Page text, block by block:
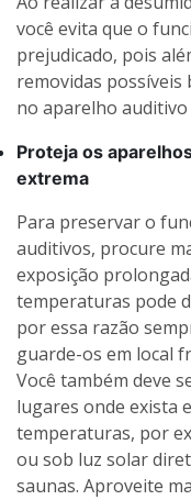
você evita que o
prejudicado, pois
removidas possíveis
no aparelho
Proteja os
extrema
Para preservar o
auditivos, procure
exposição
temperaturas pode
por essa razão
guarde-os em local
Você também deve
lugares onde exista
temperaturas, por
ou sob luz solar
saunas. Aproveite